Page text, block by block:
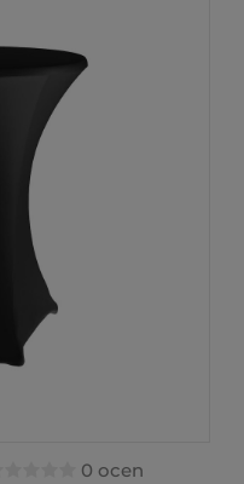
0 ocen